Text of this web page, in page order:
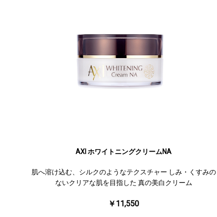
AXI ホワイトニングクリームNA
肌へ溶け込む、シルクのようなテクスチャー しみ・くすみの
ないクリアな肌を目指した 真の美白クリーム
￥11,550